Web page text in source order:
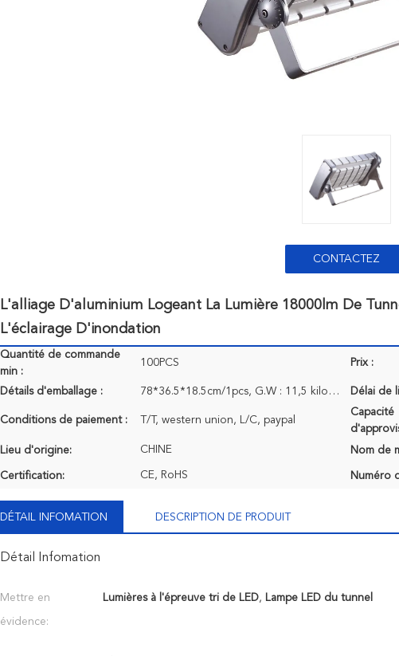
CONTACTEZ
L'alliage D'aluminium Logeant La Lumière 18000lm De
L'éclairage D'inondation
Quantité de commande
min :
100PCS Prix :
Détails d'emballage : 78*36.5*18.5cm/1pcs, G.W : 11,5 kilogrammes Délai de
Conditions de paiement : T/T, western union, L/C, paypal
Capacité
Lieu d'origine: CHINE Nom de
Certification: CE, RoHS Numéro
DÉTAIL INFOMATION DESCRIPTION DE PRODUIT
Détail Infomation
Mettre en
évidence:
Lumières à l'épreuve tri de LED, Lampe LED du tunnel